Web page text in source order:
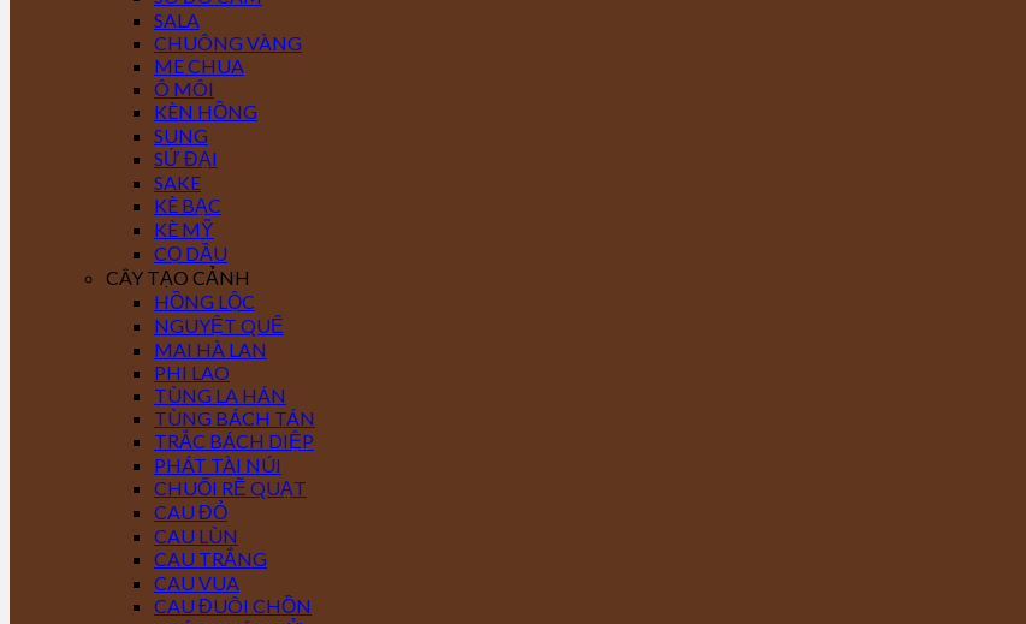
SALA
CHUÔNG VÀNG
ME CHUA
Ô MÔI
KÈN HỒNG
SUNG
SỨ ĐẠI
SAKE
KÈ BẠC
KÈ MỸ
CỌ DẦU
CÂY TẠO CẢNH
HỒNG LỘC
NGUYỆT QUẾ
MAI HÀ LAN
PHI LAO
TÙNG LA HÁN
TÙNG BÁCH TÁN
TRẮC BÁCH DIỆP
PHÁT TÀI NÚI
CHUỐI RẼ QUẠT
CAU ĐỎ
CAU LÙN
CAU TRẮNG
CAU VUA
CAU ĐUÔI CHỒN